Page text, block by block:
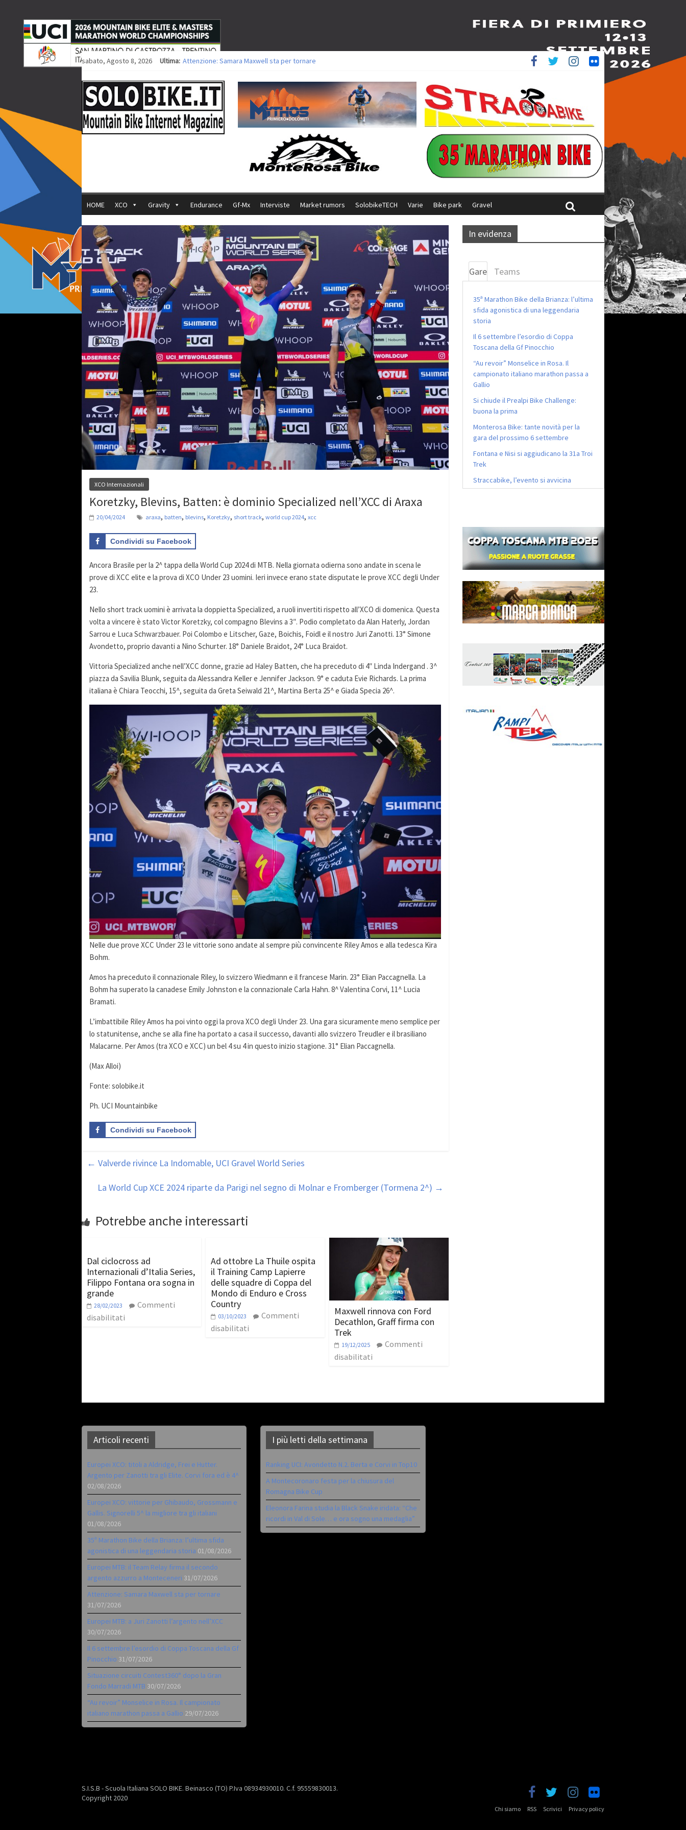
sabato, Agosto 8, 2026 Ultima: Attenzione: Samara Maxwell sta per tornare
Europei XCO: vittorie per Ghibaudo, Grossmann e Gallis. Signorelli 5^ la migliore tra gli italiani
35ª Marathon Bike della Brianza: l’ultima sfida agonistica di una leggendaria storia
Europei MTB: il Team Relay firma il secondo argento azzurro a Monteceneri
HOME XCO Gravity Endurance Gf-Mx Interviste Market rumors SolobikeTECH Varie Bike park Gravel
XCO Internazionali
Koretzky, Blevins, Batten: è dominio Specialized nell’XCC di Araxa
20/04/2024 araxa, batten, blevins, Koretzky, short track, world cup 2024, xcc
Condividi su Facebook
Ancora Brasile per la 2^ tappa della World Cup 2024 di MTB. Nella giornata odierna sono andate in scena le
prove di XCC elite e la prova di XCO Under 23 uomini. Ieri invece erano state disputate le prove XCC degli Under
23.
Nello short track uomini è arrivata la doppietta Specialized, a ruoli invertiti rispetto all’XCO di domenica. Questa
volta a vincere è stato Victor Koretzky, col compagno Blevins a 3″. Podio completato da Alan Haterly, Jordan
Sarrou e Luca Schwarzbauer. Poi Colombo e Litscher, Gaze, Boichis, Foidl e il nostro Juri Zanotti. 13° Simone
Avondetto, proprio davanti a Nino Schurter. 18° Daniele Braidot, 24° Luca Braidot.
Vittoria Specialized anche nell’XCC donne, grazie ad Haley Batten, che ha preceduto di 4″ Linda Indergand . 3^
piazza da Savilia Blunk, seguita da Alessandra Keller e Jennifer Jackson. 9° e caduta Evie Richards. La prima
italiana è Chiara Teocchi, 15^, seguita da Greta Seiwald 21^, Martina Berta 25^ e Giada Specia 26^.
Nelle due prove XCC Under 23 le vittorie sono andate al sempre più convincente Riley Amos e alla tedesca Kira
Bohm.
Amos ha preceduto il connazionale Riley, lo svizzero Wiedmann e il francese Marin. 23° Elian Paccagnella. La
Bohm ha superato la canadese Emily Johnston e la connazionale Carla Hahn. 8^ Valentina Corvi, 11^ Lucia
Bramati.
L’imbattibile Riley Amos ha poi vinto oggi la prova XCO degli Under 23. Una gara sicuramente meno semplice per
lo statunitense, anche se alla fine ha portato a casa il successo, davanti allo svizzero Treudler e il brasiliano
Malacarne. Per Amos (tra XCO e XCC) un bel 4 su 4 in questo inizio stagione. 31° Elian Paccagnella.
(Max Alloi)
Fonte: solobike.it
Ph. UCI Mountainbike
Condividi su Facebook
← Valverde rivince La Indomable, UCI Gravel World Series
La World Cup XCE 2024 riparte da Parigi nel segno di Molnar e Fromberger (Tormena 2^) →
Potrebbe anche interessarti
Dal ciclocross ad
Internazionali d’Italia Series,
Filippo Fontana ora sogna in
grande
28/02/2023
Commenti
disabilitati
Ad ottobre La Thuile ospita
il Training Camp Lapierre
delle squadre di Coppa del
Mondo di Enduro e Cross
Country
03/10/2023
Commenti
disabilitati
Maxwell rinnova con Ford
Decathlon, Graff firma con
Trek
19/12/2025
Commenti
disabilitati
In evidenza
Gare Teams
35ª Marathon Bike della Brianza: l’ultima
sfida agonistica di una leggendaria
storia
Il 6 settembre l’esordio di Coppa
Toscana della Gf Pinocchio
“Au revoir” Monselice in Rosa. Il
campionato italiano marathon passa a
Gallio
Si chiude il Prealpi Bike Challenge:
buona la prima
Monterosa Bike: tante novità per la
gara del prossimo 6 settembre
Fontana e Nisi si aggiudicano la 31a Troi
Trek
Straccabike, l’evento si avvicina
Articoli recenti
Europei XCO: titoli a Aldridge, Frei e Hutter.
Argento per Zanotti tra gli Elite. Corvi fora ed è 4^
02/08/2026
Europei XCO: vittorie per Ghibaudo, Grossmann e
Gallis. Signorelli 5^ la migliore tra gli italiani
01/08/2026
35ª Marathon Bike della Brianza: l’ultima sfida
agonistica di una leggendaria storia 01/08/2026
Europei MTB: il Team Relay firma il secondo
argento azzurro a Monteceneri 31/07/2026
Attenzione: Samara Maxwell sta per tornare
31/07/2026
Europei MTB: a Juri Zanotti l’argento nell’XCC
30/07/2026
Il 6 settembre l’esordio di Coppa Toscana della Gf
Pinocchio 31/07/2026
Situazione circuiti Contest360° dopo la Gran
Fondo Marradi MTB 30/07/2026
“Au revoir” Monselice in Rosa. Il campionato
italiano marathon passa a Gallio 29/07/2026
I più letti della settimana
Ranking UCI: Avondetto N.2. Berta e Corvi in Top10
A Montecoronaro festa per la chiusura del
Romagna Bike Cup
Eleonora Farina studia la Black Snake iridata: “Che
ricordi in Val di Sole… e ora sogno una medaglia”
Chi siamo RSS Scrivici Privacy policy
S.I.S.B - Scuola Italiana SOLO BIKE. Beinasco (TO) P.Iva 08934930010. C.f. 95559830013.
Copyright 2020